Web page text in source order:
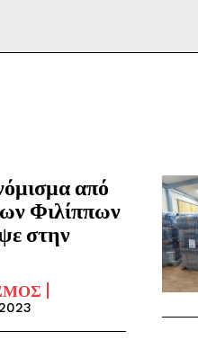
από
Φιλίππων
στην